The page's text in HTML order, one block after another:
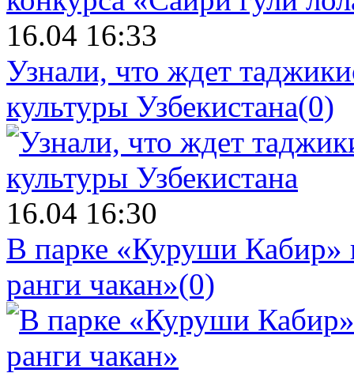
16.04 16:33
Узнали, что ждет
культуры Узбекистана(0)
16.04 16:30
В парке «Куруши Кабир»
ранги чакан»(0)